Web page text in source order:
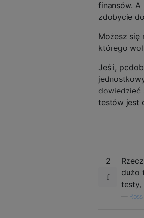
finansów.
zdobycie
Możesz się
którego
Jeśli,
dowiedzieć
testów jest
2
dużo
testy,